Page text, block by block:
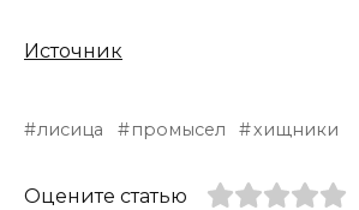
Источник
лисица промысел хищники
Оцените статью